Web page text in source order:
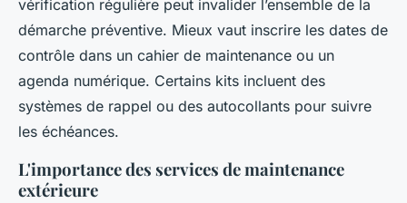
vérification régulière peut invalider l’ensemble de la
démarche préventive. Mieux vaut inscrire les dates de
contrôle dans un cahier de maintenance ou un
agenda numérique. Certains kits incluent des
systèmes de rappel ou des autocollants pour suivre
les échéances.
L'importance des services de maintenance
extérieure